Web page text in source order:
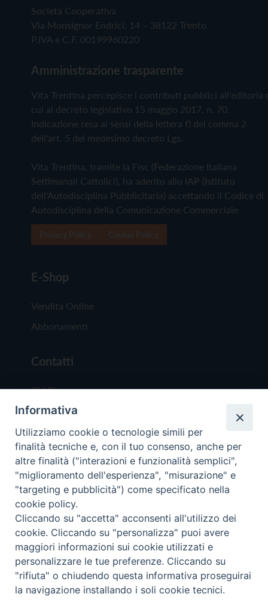
Società Cooperativa
Via Monsignor Endrici, 14 – 38122 Trento
P.IVA e C.F. 00199960220
Amministrazione trasparente
Vita Trentina percepisce i contributi pubblici all'editoria
cui al decreto legislativo 15 maggio 2017, n. 70.
Indicazione resa ai sensi della lettera f) del comma 2
dell'art. 5 del medesimo decreto Lgs.
Vita Trentina, tramite la Fisc (Federazione Italiana
Settimanali Cattolici), ha aderito allo IAP (Istituto
dell'Autodisciplina Pubblicitaria) accettando il Codice di
Autodisciplina della Comunicazione Commerciale
E-Shop
Vendita Online
Abbonamenti
Contatti
Chi Siamo
Redazione
Scrivici
Copyright © 2019 - Tutti i diritti riservati - Vita
Trentina Editrice
Privacy Policy
Torna
Informativa
Utilizziamo cookie o tecnologie simili per
finalità tecniche e, con il tuo consenso, anche per
altre finalità ("interazioni e funzionalità semplici",
"miglioramento dell'esperienza", "misurazione" e
"targeting e pubblicità") come specificato nella
cookie policy.
Cliccando su "accetta" acconsenti all'utilizzo dei
cookie. Cliccando su "personalizza" puoi avere
maggiori informazioni sui cookie utilizzati e
personalizzare le tue preferenze. Cliccando su
"rifiuta" o chiudendo questa informativa proseguirai
la navigazione installando i soli cookie tecnici.